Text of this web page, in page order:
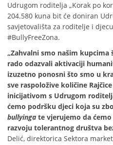
Udrugom roditelja „Korak po
204.580 kuna bit će doniran
savjetovališta za roditelje i
#BullyFreeZona.
„Zahvalni smo našim
rado odazvali aktivaciji
izuzetno ponosni što smo u
sve raspoložive količine
inicijativom s Udrugom
ćemo podršku djeci koja su
bullyinga te vjerujemo da
razvoju tolerantnog društva
Delić, direktorica Sektora